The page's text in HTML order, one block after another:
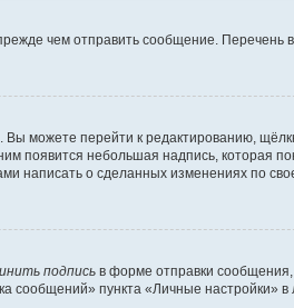
чем отправить сообщение. Перечень
можете перейти к редактированию,
появится небольшая надпись, которая
написать о сделанных изменениях по
подпись в форме отправки
сообщений» пункта «Личные настройки»